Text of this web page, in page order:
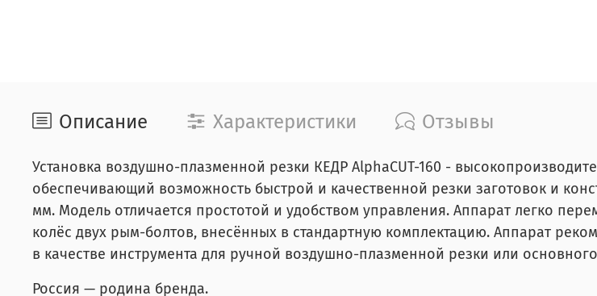
Описание Характеристики Отзывы
Установка воздушно-плазменной резки КЕДР AlphaCUT-160 -
обеспечивающий возможность быстрой и качественной резки заготовок и
мм. Модель отличается простотой и удобством управления. Аппарат легко
колёс двух рым-болтов, внесённых в стандартную комплектацию. Аппарат
в качестве инструмента для ручной воздушно-плазменной резки или
Россия — родина бренда.